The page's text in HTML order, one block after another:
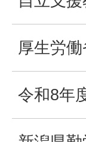
厚生労
令和8年